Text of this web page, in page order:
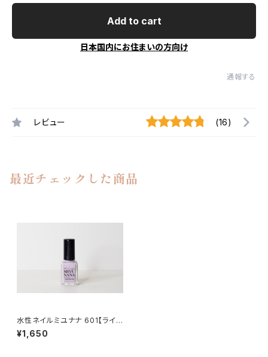
Add to cart
日本国内にお住まいの方向け
通報する
レビュー (16)
最近チェックした商品
水性ネイルミユナナ 601【ライラ
ック】
¥1,650